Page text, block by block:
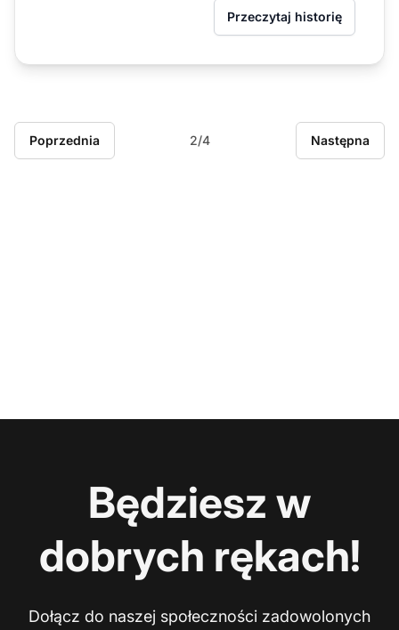
Przeczytaj historię
Poprzednia 2/4 Następna
Będziesz w
dobrych rękach!
Dołącz do naszej społeczności zadowolonych